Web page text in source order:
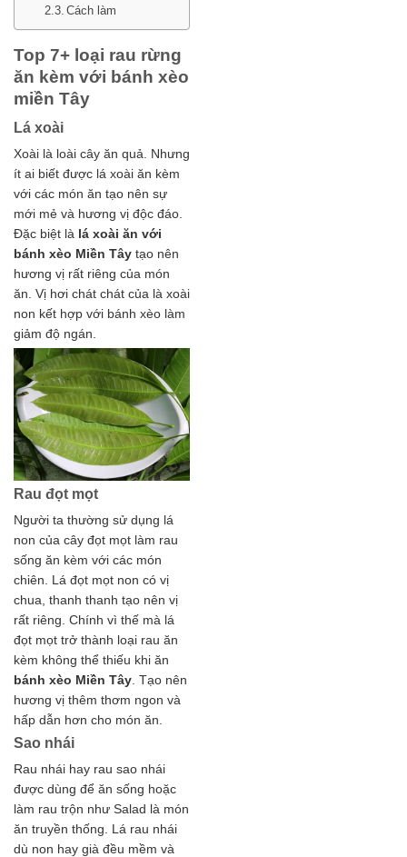
Cách làm
Top 7+ loại rau rừng
ăn kèm với bánh xèo
miền Tây
Lá xoài
Xoài là loài cây ăn quả. Nhưng
ít ai biết được lá xoài ăn kèm
với các món ăn tạo nên sự
mới mẻ và hương vị độc đáo.
Đặc biệt là lá xoài ăn với
bánh xèo Miền Tây tạo nên
hương vị rất riêng của món
ăn. Vị hơi chát chát của là xoài
non kết hợp với bánh xèo làm
giảm độ ngán.
Rau đọt mọt
Người ta thường sử dụng lá
non của cây đọt mọt làm rau
sống ăn kèm với các món
chiên. Lá đọt mọt non có vị
chua, thanh thanh tạo nên vị
rất riêng. Chính vì thế mà lá
đọt mọt trở thành loại rau ăn
kèm không thể thiếu khi ăn
bánh xèo Miền Tây . Tạo nên
hương vị thêm thơm ngon và
hấp dẫn hơn cho món ăn.
Sao nhái
Rau nhái hay rau sao nhái
được dùng để ăn sống hoặc
làm rau trộn như Salad là món
ăn truyền thống. Lá rau nhái
dù non hay già đều mềm và